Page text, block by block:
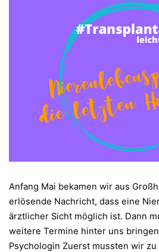
Anfang Mai bekamen wir aus
erlösende Nachricht, dass eine
ärztlicher Sicht möglich ist. Dann
weitere Termine hinter uns
Psychologin Zuerst mussten wir